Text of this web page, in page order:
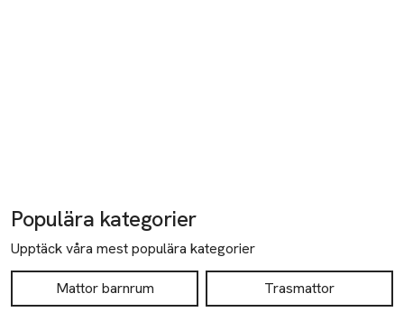
Populära kategorier
Upptäck våra mest populära kategorier
Mattor barnrum Trasmattor